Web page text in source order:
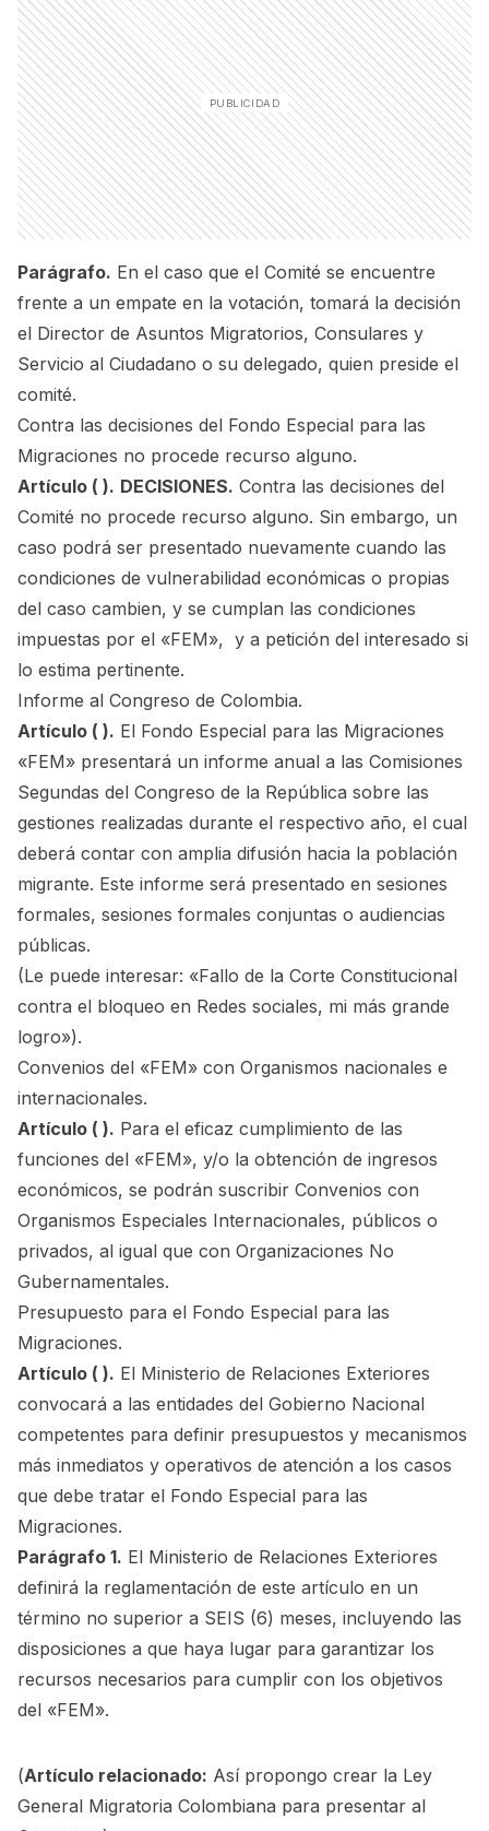
Parágrafo. En el caso que el Comité se encuentre
frente a un empate en la votación, tomará la decisión
el Director de Asuntos Migratorios, Consulares y
Servicio al Ciudadano o su delegado, quien preside el
comité.
Contra las decisiones del Fondo Especial para las
Migraciones no procede recurso alguno.
Artículo ( ). DECISIONES. Contra las decisiones del
Comité no procede recurso alguno. Sin embargo, un
caso podrá ser presentado nuevamente cuando las
condiciones de vulnerabilidad económicas o propias
del caso cambien, y se cumplan las condiciones
impuestas por el «FEM», y a petición del interesado si
lo estima pertinente.
Informe al Congreso de Colombia.
Artículo ( ). El Fondo Especial para las Migraciones
«FEM» presentará un informe anual a las Comisiones
Segundas del Congreso de la República sobre las
gestiones realizadas durante el respectivo año, el cual
deberá contar con amplia difusión hacia la población
migrante. Este informe será presentado en sesiones
formales, sesiones formales conjuntas o audiencias
públicas.
(Le puede interesar: «Fallo de la Corte Constitucional
contra el bloqueo en Redes sociales, mi más grande
logro»).
Convenios del «FEM» con Organismos nacionales e
internacionales.
Artículo ( ). Para el eficaz cumplimiento de las
funciones del «FEM», y/o la obtención de ingresos
económicos, se podrán suscribir Convenios con
Organismos Especiales Internacionales, públicos o
privados, al igual que con Organizaciones No
Gubernamentales.
Presupuesto para el Fondo Especial para las
Migraciones.
Artículo ( ). El Ministerio de Relaciones Exteriores
convocará a las entidades del Gobierno Nacional
competentes para definir presupuestos y mecanismos
más inmediatos y operativos de atención a los casos
que debe tratar el Fondo Especial para las
Migraciones.
Parágrafo 1. El Ministerio de Relaciones Exteriores
definirá la reglamentación de este artículo en un
término no superior a SEIS (6) meses, incluyendo las
disposiciones a que haya lugar para garantizar los
recursos necesarios para cumplir con los objetivos
del «FEM».
(Artículo relacionado: Así propongo crear la Ley
General Migratoria Colombiana para presentar al